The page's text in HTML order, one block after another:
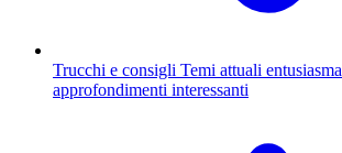
Trucchi e consigli Temi attuali
approfondimenti interessanti